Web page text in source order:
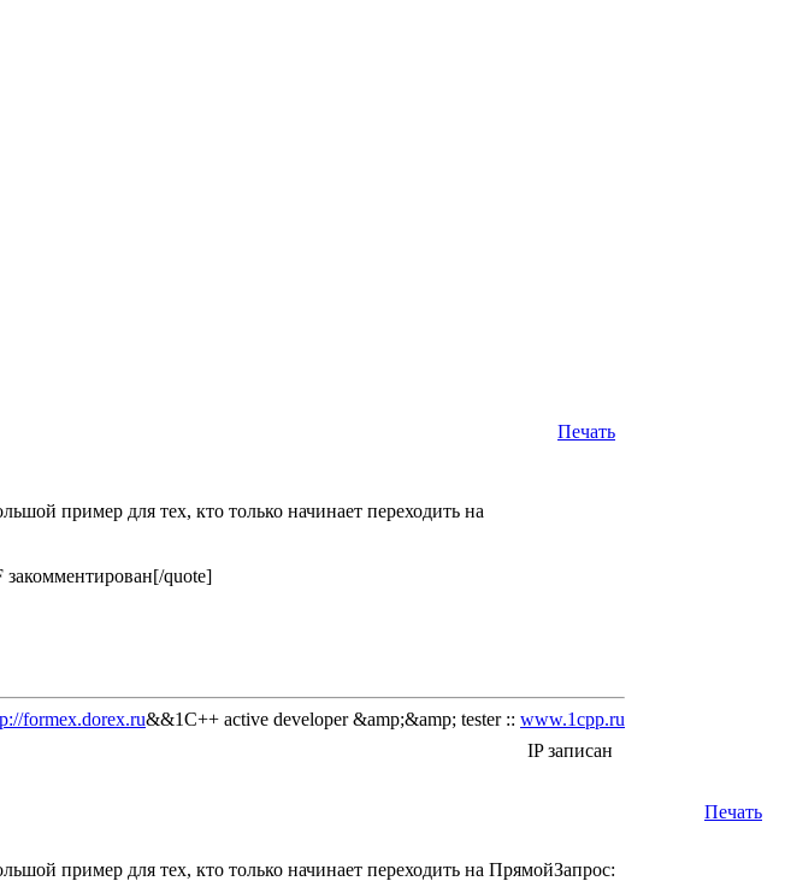
Печать
пример для тех, кто только начинает переходить на
закомментирован[/quote]
formex.dorex.ru&&1C++ active developer &amp;&amp; tester :: www.1cpp.ru
IP записан
Печать
пример для тех, кто только начинает переходить на ПрямойЗапрос: